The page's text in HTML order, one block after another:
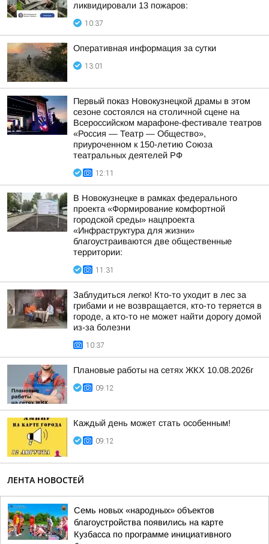
ликвидировали 13 пожаров:
10:37
Оперативная информация за сутки
13:01
Первый показ Новокузнецкой драмы в этом
сезоне состоялся на столичной сцене на
Всероссийском марафоне-фестивале театров
«Россия — Театр — Общество»,
приуроченном к 150-летию Союза
театральных деятелей РФ
12:11
В Новокузнецке в рамках федерального
проекта «Формирование комфортной
городской среды» нацпроекта
«Инфраструктура для жизни»
благоустраиваются две общественные
территории:
11:31
Заблудиться легко! Кто-то уходит в лес за
грибами и не возвращается, кто-то теряется в
городе, а кто-то не может найти дорогу домой
из-за болезни
10:37
Плановые работы на сетях ЖКХ 10.08.2026г
09:12
Каждый день может стать особенным!
09:12
ЛЕНТА НОВОСТЕЙ
Семь новых «народных» объектов
благоустройства появились на карте
Кузбасса по программе инициативного